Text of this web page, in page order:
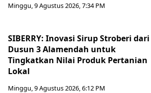
Minggu, 9 Agustus 2026, 7:34 PM
SIBERRY: Inovasi Sirup Stroberi dari
Dusun 3 Alamendah untuk
Tingkatkan Nilai Produk Pertanian
Lokal
Minggu, 9 Agustus 2026, 6:12 PM